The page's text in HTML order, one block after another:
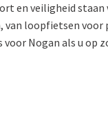
en veiligheid
loopfietsen
Nogan als u